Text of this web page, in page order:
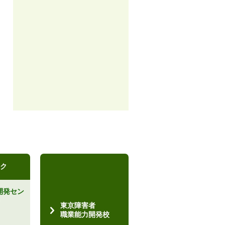
発セン
東京障害者
職業能力開発校